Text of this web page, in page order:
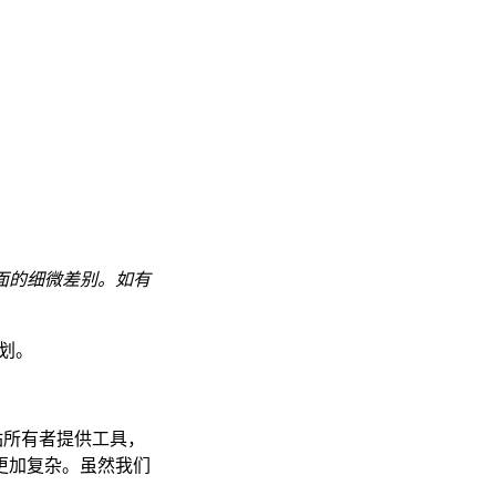
的细微差别。如有
。
有者提供工具，
复杂。虽然我们